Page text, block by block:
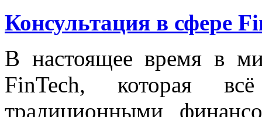
Консультация в сфере
В настоящее время в
FinTech, которая
традиционными